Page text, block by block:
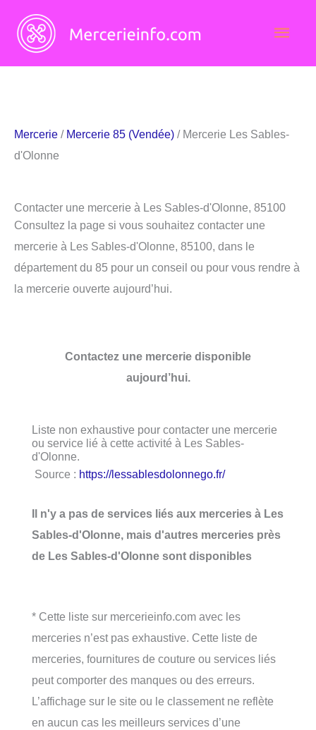
contenu
Mercerie / Mercerie 85 (Vendée) / Mercerie Les Sables-
d'Olonne
Contacter une mercerie à Les Sables-d'Olonne, 85100
Consultez la page si vous souhaitez contacter une
mercerie à Les Sables-d'Olonne, 85100, dans le
département du 85 pour un conseil ou pour vous rendre à
la mercerie ouverte aujourd’hui.
Contactez une mercerie disponible
aujourd’hui.
Liste non exhaustive pour contacter une mercerie
ou service lié à cette activité à Les Sables-
d'Olonne.
Source : https://lessablesdolonnego.fr/
Il n'y a pas de services liés aux merceries à Les
Sables-d'Olonne, mais d'autres merceries près
de Les Sables-d'Olonne sont disponibles
* Cette liste sur mercerieinfo.com avec les
merceries n’est pas exhaustive. Cette liste de
merceries, fournitures de couture ou services liés
peut comporter des manques ou des erreurs.
L’affichage sur le site ou le classement ne reflète
en aucun cas les meilleurs services d’une